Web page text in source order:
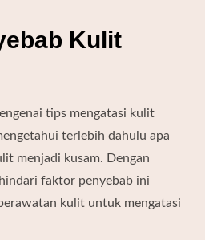
Kulit
tips mengatasi kulit
terlebih dahulu apa
menjadi kusam. Dengan
faktor penyebab ini
kulit untuk mengatasi